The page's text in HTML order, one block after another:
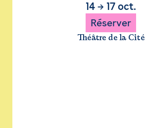
14 → 17 oct.
Réserver
Théâtre de la Cité